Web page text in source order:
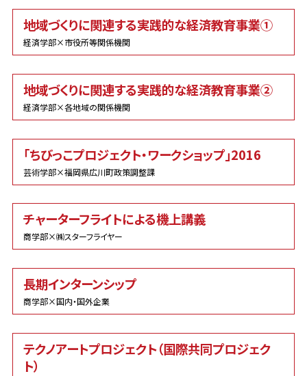
地域づくりに関連する実践的な経済教育事業①
経済学部×市役所等関係機関
地域づくりに関連する実践的な経済教育事業②
経済学部×各地域の関係機関
「ちびっこプロジェクト・ワークショップ」2016
芸術学部×福岡県広川町政策調整課
チャーターフライトによる機上講義
商学部×㈱スターフライヤー
長期インターンシップ
商学部×国内・国外企業
テクノアートプロジェクト（国際共同プロジェク
ト）